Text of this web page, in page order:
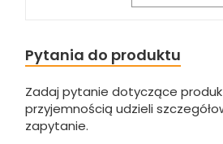
Pytania do produktu
Zadaj pytanie dotyczące
przyjemnością udzieli
zapytanie.